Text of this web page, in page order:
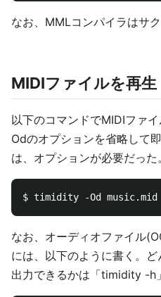
なお、MMLコンパイラはサ
MIDIファイルを再生
以下のコマンドでMIDIファ
Odのオプションを省略して
は、オプションが必要だった。
なお、オーディオファイル
には、以下のように書く。
出力できるかは「timidity -h